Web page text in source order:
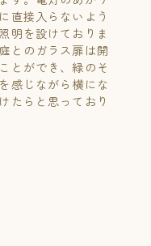
直接入らないよう
明を設けておりま
とのガラス扉は開
とができ、緑のそ
感じながら横にな
たらと思っており